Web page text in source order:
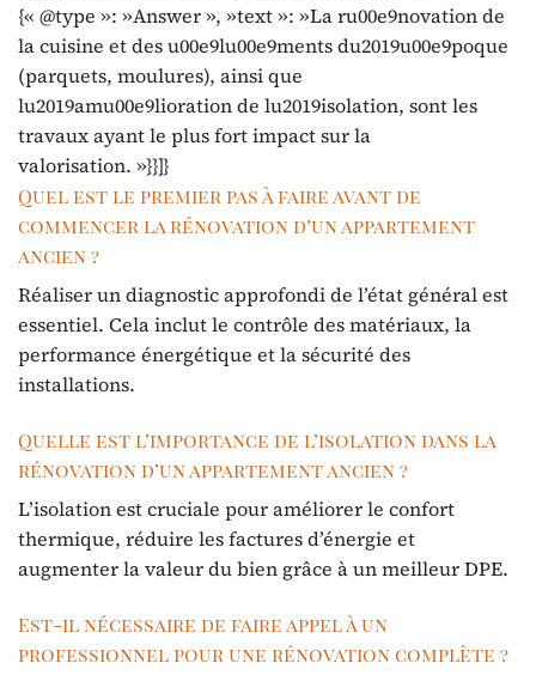
{« @type »: »Answer », »text »: »La ru00e9novation de
la cuisine et des u00e9lu00e9ments du2019u00e9poque
(parquets, moulures), ainsi que
lu2019amu00e9lioration de lu2019isolation, sont les
travaux ayant le plus fort impact sur la
valorisation. »}}]}
Quel est le premier pas à faire avant de
commencer la rénovation d’un appartement
ancien ?
Réaliser un diagnostic approfondi de l’état général est
essentiel. Cela inclut le contrôle des matériaux, la
performance énergétique et la sécurité des
installations.
Quelle est l’importance de l’isolation dans la
rénovation d’un appartement ancien ?
L’isolation est cruciale pour améliorer le confort
thermique, réduire les factures d’énergie et
augmenter la valeur du bien grâce à un meilleur DPE.
Est-il nécessaire de faire appel à un
professionnel pour une rénovation complète ?